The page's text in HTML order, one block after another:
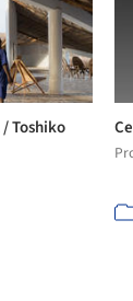
Toshiko